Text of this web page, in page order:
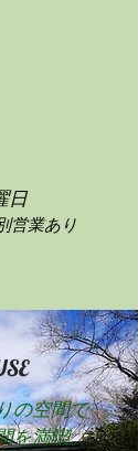
日
営業あり
の空間で
を満喫。